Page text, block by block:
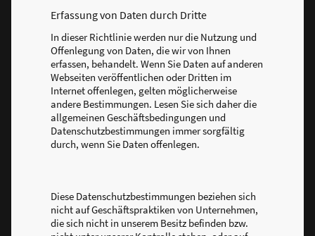
Erfassung von Daten durch Dritte
In dieser Richtlinie werden nur die Nutzung und
Offenlegung von Daten, die wir von Ihnen
erfassen, behandelt. Wenn Sie Daten auf anderen
Webseiten veröffentlichen oder Dritten im
Internet offenlegen, gelten möglicherweise
andere Bestimmungen. Lesen Sie sich daher die
allgemeinen Geschäftsbedingungen und
Datenschutzbestimmungen immer sorgfältig
durch, wenn Sie Daten offenlegen.
Diese Datenschutzbestimmungen beziehen sich
nicht auf Geschäftspraktiken von Unternehmen,
die sich nicht in unserem Besitz befinden bzw.